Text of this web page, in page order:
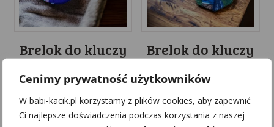
Cenimy prywatność użytkowników
W babi-kacik.pl korzystamy z plików cookies, aby zapewnić
Ci najlepsze doświadczenia podczas korzystania z naszej
Brelok do kluczy
nadrukiem –
okrągły mały
Brelok do kluczy
ośmiokąt
dwustronny